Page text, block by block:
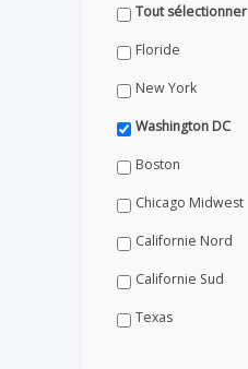
Tout sélectionner
Floride
New York
Washington DC
Boston
Chicago Midwest
Californie Nord
Californie Sud
Texas